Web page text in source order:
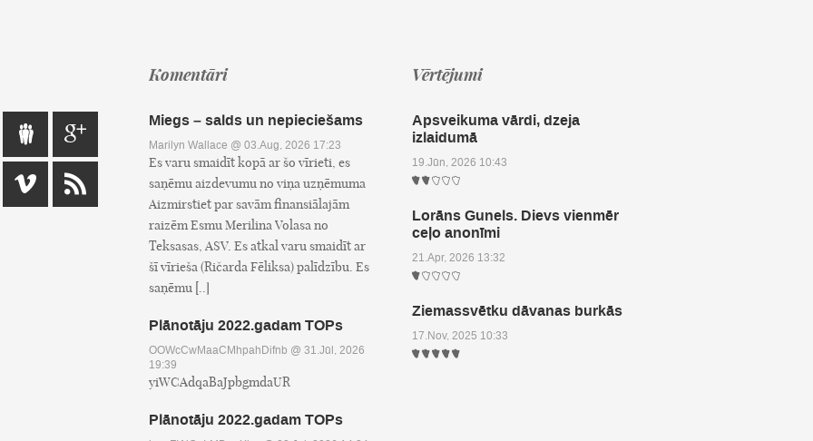
Komentāri
Miegs – salds un nepieciešams
Marilyn Wallace @ 03.Aug, 2026 17:23
Es varu smaidīt kopā ar šo vīrieti, es
saņēmu aizdevumu no viņa uzņēmuma
Aizmirstiet par savām finansiālajām
raizēm Esmu Merilina Volasa no
Teksasas, ASV. Es atkal varu smaidīt ar
šī vīrieša (Ričarda Fēliksa) palīdzību. Es
saņēmu [..]
Plānotāju 2022.gadam TOPs
OOWcCwMaaCMhpahDifnb @ 31.Jūl, 2026
19:39
yiWCAdqaBaJpbgmdaUR
Plānotāju 2022.gadam TOPs
Vērtējumi
Apsveikuma vārdi, dzeja
izlaidumā
19.Jūn, 2026 10:43
Lorāns Gunels. Dievs vienmēr
ceļo anonīmi
21.Apr, 2026 13:32
Ziemassvētku dāvanas burkās
17.Nov, 2025 10:33